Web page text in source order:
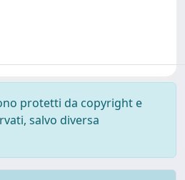
protetti da copyright e
salvo diversa